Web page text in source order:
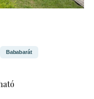
Bababarát